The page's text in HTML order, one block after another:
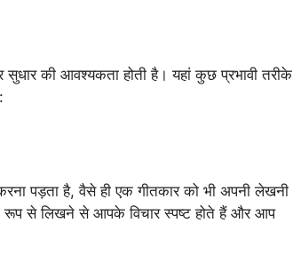
की आवश्यकता होती है। यहां कुछ प्रभावी तरीके
पड़ता है, वैसे ही एक गीतकार को भी अपनी लेखनी
रूप से लिखने से आपके विचार स्पष्ट होते हैं और आप